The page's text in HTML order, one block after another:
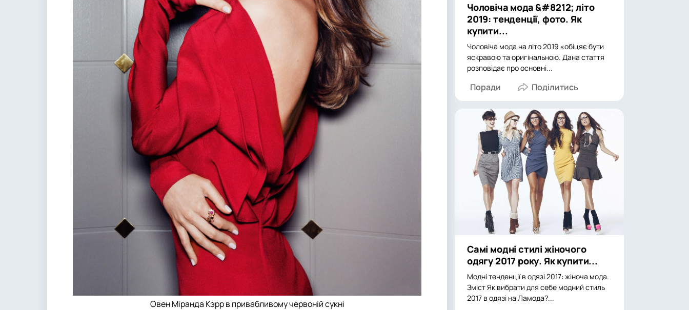
Овен Міранда Кэрр в привабливому червоній сукні
Чоловіча мода &#8212; літо
2019: тенденції, фото. Як
купити...
Чоловіча мода на літо 2019 «обіцяє бути
яскравою та оригінальною. Дана стаття
розповідає про основні...
Поради
Самі модні стилі жіночого
одягу 2017 року. Як купити...
Модні тенденції в одязі 2017: жіноча мода.
Зміст Як вибрати для себе модний стиль
2017 в одязі на Ламода?...